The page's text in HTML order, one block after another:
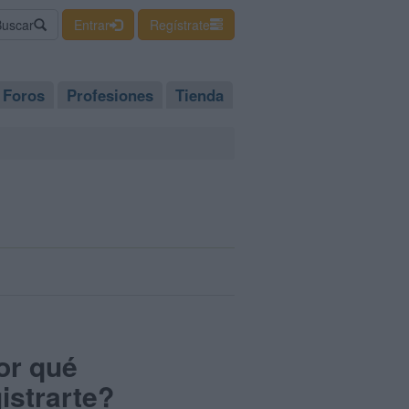
Entrar Regístrate
Foros Profesiones Tienda
qué